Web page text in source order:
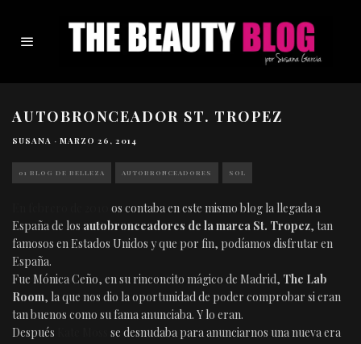
AUTOBRONCEADOR ST. TROPEZ
SUSANA · MARZO 26, 2014
01 BLOG DE BELLEZA AUTOBRONCEADORES SOL
os contaba en este mismo blog la llegada a
España de los autobronceadores de la marca St. Tropez, tan
famosos en Estados Unidos y que por fin, podíamos disfrutar en
España.
Fue Mónica Ceño, en su rinconcito mágico de Madrid, The Lab
Room, la que nos dio la oportunidad de poder comprobar si eran
tan buenos como su fama anunciaba. Y lo eran.
Después
se desnudaba para anunciarnos una nueva era